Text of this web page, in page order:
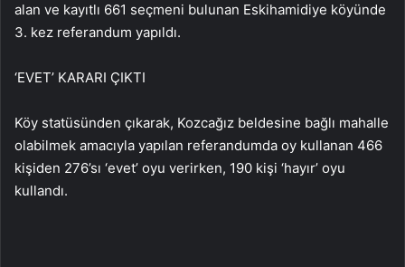
alan ve kayıtlı 661 seçmeni bulunan Eskihamidiye köyünde
3. kez referandum yapıldı.
‘EVET’ KARARI ÇIKTI
Köy statüsünden çıkarak, Kozcağız beldesine bağlı mahalle
olabilmek amacıyla yapılan referandumda oy kullanan 466
kişiden 276’sı ‘evet’ oyu verirken, 190 kişi ‘hayır’ oyu
kullandı.